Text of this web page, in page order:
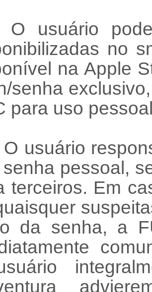
O usuário
no
na Apple
senha
para uso
O usuário
pessoal,
terceiros. Em
da senha, a